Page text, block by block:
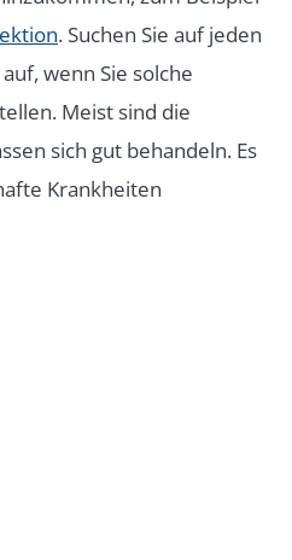
. Suchen Sie auf jeden
wenn Sie solche
Meist sind die
sich gut behandeln. Es
Krankheiten